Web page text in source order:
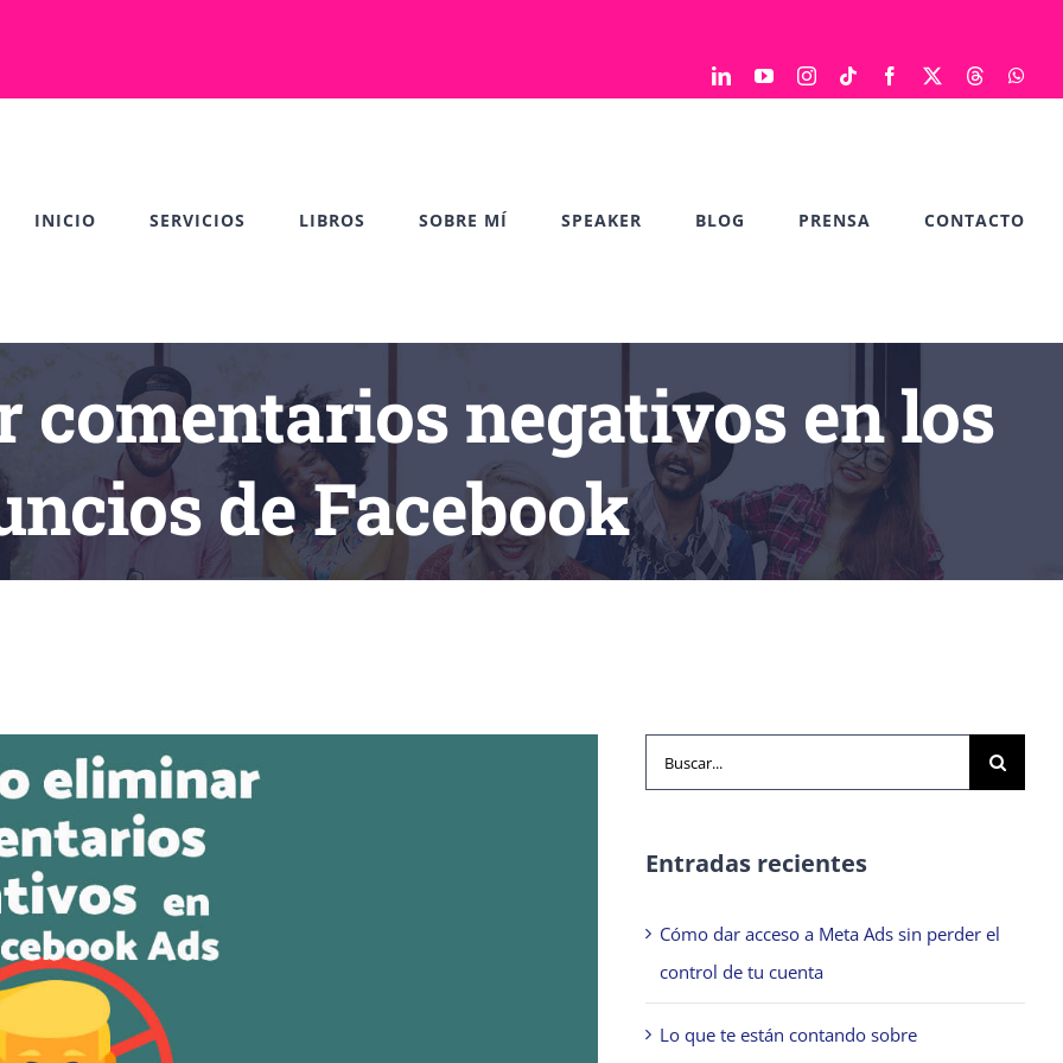
LinkedInYouTubeInstagram
Tiktok Facebook Threads
INICIO SERVICIOS LIBROS SOBRE MÍ SPEAKER BLOG PRENSA CONTACTO
comentarios negativos en los
de Facebook
Buscar:
Entradas recientes
Cómo dar acceso a Meta Ads sin perder el
control de tu cuenta
Lo que te están contando sobre